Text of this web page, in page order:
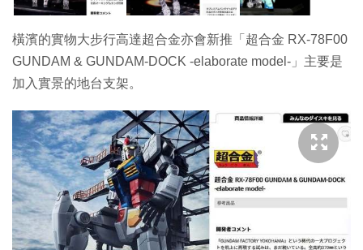
橫濱的實物大步行高達超合金亦會新推「超合金 RX-78F00
GUNDAM & GUNDAM-DOCK -elaborate model-」主要是
加入實景的地台支架。